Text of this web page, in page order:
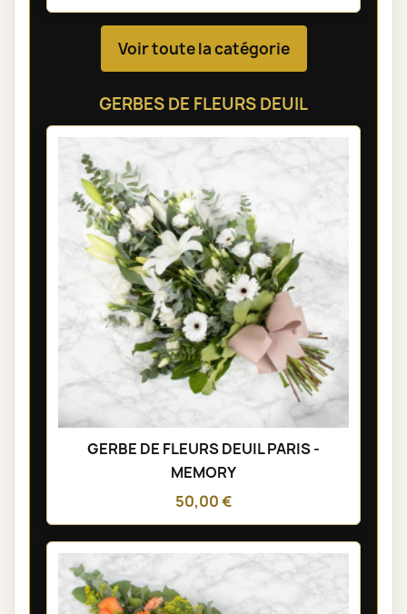
Voir toute la catégorie
GERBES DE FLEURS DEUIL
GERBE DE FLEURS DEUIL PARIS -
MEMORY
50,00 €